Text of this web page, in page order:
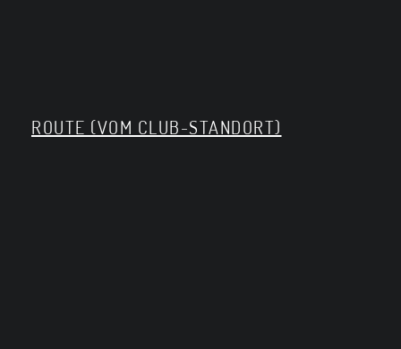
ROUTE (VOM CLUB-STANDORT)